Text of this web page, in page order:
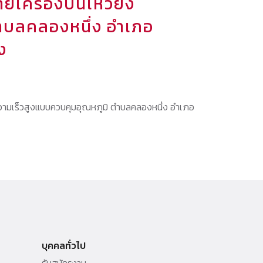
ลคลองหนึ่ง อำเภอ
มเร็วสูงแบบควบคุมอุณหภูมิ ตำบลคลองหนึ่ง อำเภอ
บุคคลทั่วไป